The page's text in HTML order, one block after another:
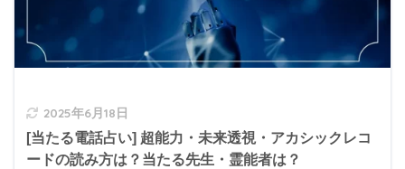
2025年6月18日
[当たる電話占い] 超能力・未来透視・アカシックレコ
ードの読み方は？当たる先生・霊能者は？